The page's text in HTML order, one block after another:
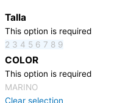
Talla
This option is required
2 3 4 5 6 7 8 9
COLOR
This option is required
MARINO
Clear selection